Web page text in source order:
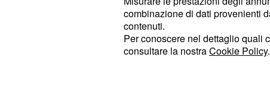
inglese. Nell'annuncio non è
per il diploma, ma il voto di diploma
requisito preferenziale. L'età
combinazione di dati provenienti
contenuti.
Per conoscere nel dettaglio quali
consultare la nostraCookie Policy.